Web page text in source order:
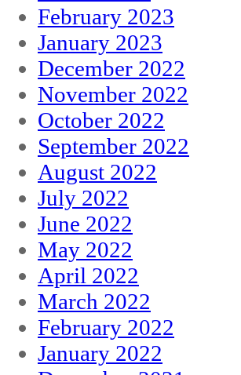
February 2023
January 2023
December 2022
November 2022
October 2022
September 2022
August 2022
July 2022
June 2022
May 2022
April 2022
March 2022
February 2022
January 2022